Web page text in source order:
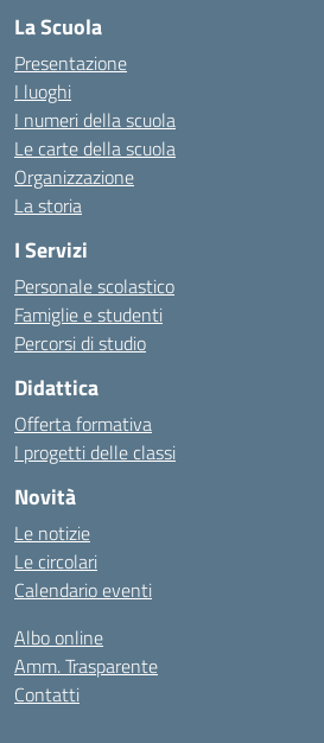
La Scuola
Presentazione
I luoghi
I numeri della scuola
Le carte della scuola
Organizzazione
La storia
I Servizi
Personale scolastico
Famiglie e studenti
Percorsi di studio
Didattica
Offerta formativa
I progetti delle classi
Novità
Le notizie
Le circolari
Calendario eventi
Albo online
Amm. Trasparente
Contatti